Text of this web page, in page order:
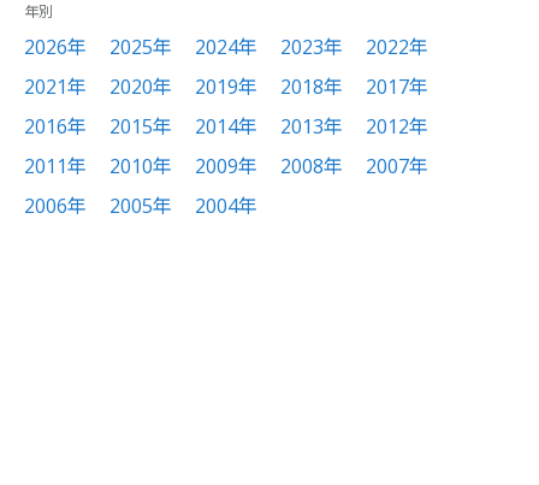
年別
2026年 2025年 2024年 2023年
2022年
2021年
2020年 2019年 2018年
2017年
2016年
2015年 2014年 2013年
2012年
2011年
2010年 2009年 2008年
2007年
2006年
2005年 2004年